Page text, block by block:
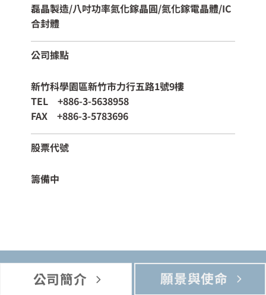
磊晶製造/八吋功率氮化鎵晶圓/氮化鎵電晶體/IC
合封體
公司據點
新竹科學園區新竹市力行五路1號9樓
TEL +886-3-5638958
FAX +886-3-5783696
股票代號
籌備中
公司簡介 願景與使命